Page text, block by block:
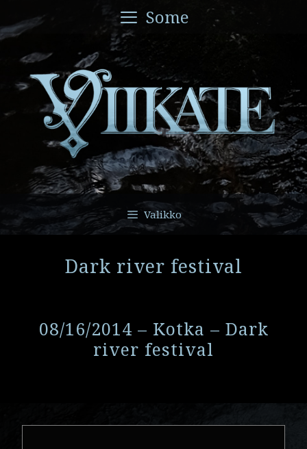
sisältöön
Some
Valikko
Dark river festival
08/16/2014 – Kotka – Dark
river festival